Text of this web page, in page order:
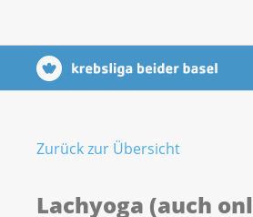
Zurück zur Übersicht
Lachyoga (auch